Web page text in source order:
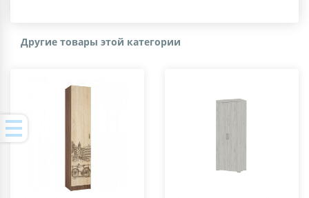
Другие товары этой категории